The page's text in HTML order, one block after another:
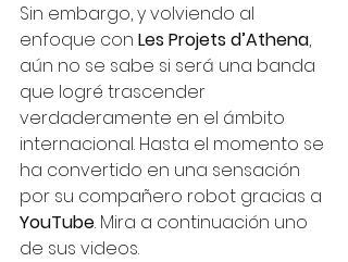
Sin embargo, y volviendo al
enfoque con Les Projets d’Athena,
aún no se sabe si será una banda
que logré trascender
verdaderamente en el ámbito
internacional. Hasta el momento se
ha convertido en una sensación
por su compañero robot gracias a
YouTube. Mira a continuación uno
de sus videos.